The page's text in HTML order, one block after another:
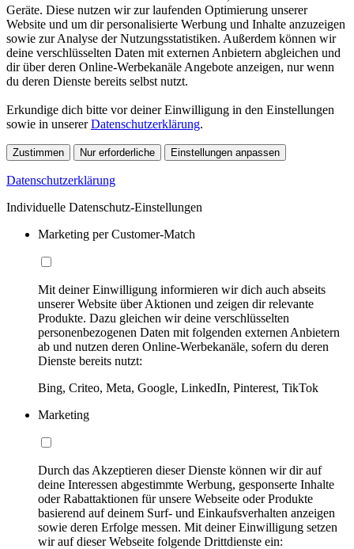
Geräte. Diese nutzen wir zur laufenden Optimierung unserer
Website und um dir personalisierte Werbung und Inhalte anzuzeigen
sowie zur Analyse der Nutzungsstatistiken. Außerdem können wir
deine verschlüsselten Daten mit externen Anbietern abgleichen und
dir über deren Online-Werbekanäle Angebote anzeigen, nur wenn
du deren Dienste bereits selbst nutzt.
Erkundige dich bitte vor deiner Einwilligung in den Einstellungen
sowie in unsererDatenschutzerklärung.
Zustimmen Nur erforderliche Einstellungen anpassen
Datenschutzerklärung
Individuelle Datenschutz-Einstellungen
Marketing per Customer-Match
Mit deiner Einwilligung informieren wir dich auch abseits
unserer Website über Aktionen und zeigen dir relevante
Produkte. Dazu gleichen wir deine verschlüsselten
personenbezogenen Daten mit folgenden externen Anbietern
ab und nutzen deren Online-Werbekanäle, sofern du deren
Dienste bereits nutzt:
Bing, Criteo, Meta, Google, LinkedIn, Pinterest, TikTok
Marketing
Durch das Akzeptieren dieser Dienste können wir dir auf
deine Interessen abgestimmte Werbung, gesponserte Inhalte
oder Rabattaktionen für unsere Webseite oder Produkte
basierend auf deinem Surf- und Einkaufsverhalten anzeigen
sowie deren Erfolge messen. Mit deiner Einwilligung setzen
wir auf dieser Webseite folgende Drittdienste ein: